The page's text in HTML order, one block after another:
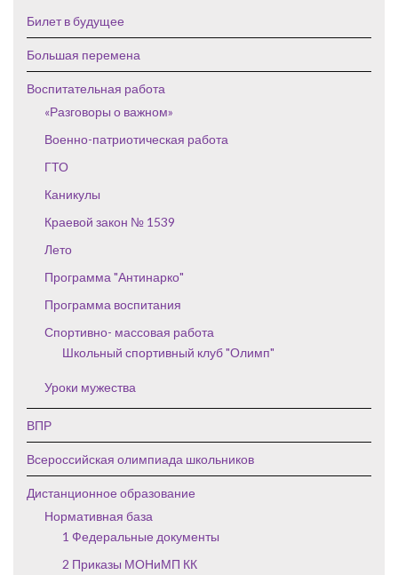
Билет в будущее
Большая перемена
Воспитательная работа
«Разговоры о важном»
Военно-патриотическая работа
ГТО
Каникулы
Краевой закон № 1539
Лето
Программа "Антинарко"
Программа воспитания
Спортивно- массовая работа
Школьный спортивный клуб "Олимп"
Уроки мужества
ВПР
Всероссийская олимпиада школьников
Дистанционное образование
Нормативная база
1 Федеральные документы
2 Приказы МОНиМП КК